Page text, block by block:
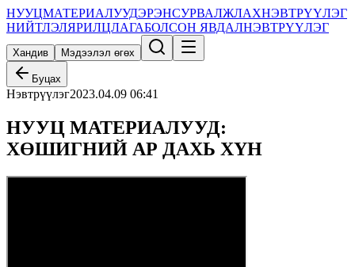
НУУЦМАТЕРИАЛУУДЭРЭНСУРВАЛЖЛАХНЭВТРҮҮЛЭГ
НИЙТЛЭЛЯРИЛЦЛАГАБОЛСОН ЯВДАЛНЭВТРҮҮЛЭГ
Хандив Мэдээлэл өгөх
Буцах
Нэвтрүүлэг2023.04.09 06:41
НУУЦ МАТЕРИАЛУУД:
ХӨШИГНИЙ АР ДАХЬ ХҮН